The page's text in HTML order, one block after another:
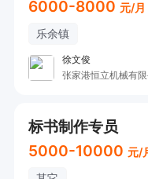
20.	Hot water
ng
冬季热水洗手供应
或者PDF 版本的中
If you are
6000-8000 元/月
乐余镇
徐文俊
张家港恒立机械有限
标书制作专员
5000-10000 元/